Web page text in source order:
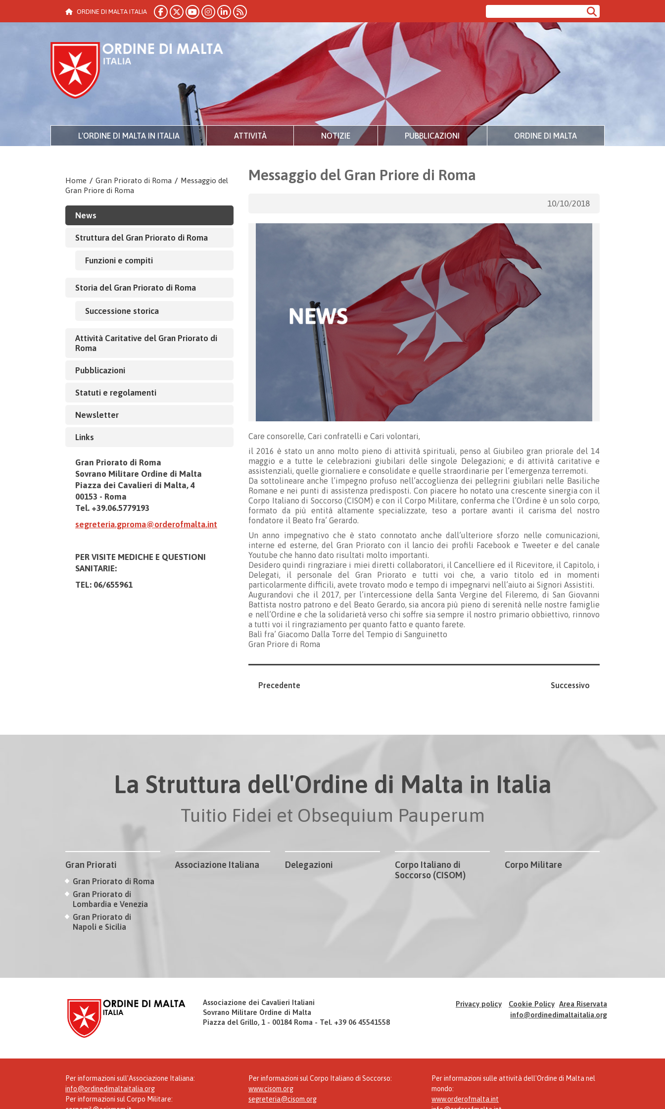
ORDINE DI MALTA ITALIA
L'ORDINE DI MALTA IN ITALIA ATTIVITÀ NOTIZIE PUBBLICAZIONI ORDINE DI MALTA
Home / Gran Priorato di Roma / Messaggio del
Gran Priore di Roma
News
Struttura del Gran Priorato di Roma
Funzioni e compiti
Storia del Gran Priorato di Roma
Successione storica
Attività Caritative del Gran Priorato di
Roma
Pubblicazioni
Statuti e regolamenti
Newsletter
Links
Gran Priorato di Roma
Sovrano Militare Ordine di Malta
Piazza dei Cavalieri di Malta, 4
00153 - Roma
Tel. +39.06.5779193
segreteria.gproma@orderofmalta.int
PER VISITE MEDICHE E QUESTIONI
SANITARIE:
TEL: 06/655961
Messaggio del Gran Priore di Roma
10/10/2018
Care consorelle, Cari confratelli e Cari volontari,
il 2016 è stato un anno molto pieno di attività spirituali, penso al Giubileo gran priorale del 14
maggio e a tutte le celebrazioni giubilari delle singole Delegazioni; e di attività caritative e
assistenziali, quelle giornaliere e consolidate e quelle straordinarie per l’emergenza terremoti.
Da sottolineare anche l’impegno profuso nell’accoglienza dei pellegrini giubilari nelle Basiliche
Romane e nei punti di assistenza predisposti. Con piacere ho notato una crescente sinergia con il
Corpo Italiano di Soccorso (CISOM) e con il Corpo Militare, conferma che l’Ordine è un solo corpo,
formato da più entità altamente specializzate, teso a portare avanti il carisma del nostro
fondatore il Beato fra’ Gerardo.
Un anno impegnativo che è stato connotato anche dall’ulteriore sforzo nelle comunicazioni,
interne ed esterne, del Gran Priorato con il lancio dei profili Facebook e Tweeter e del canale
Youtube che hanno dato risultati molto importanti.
Desidero quindi ringraziare i miei diretti collaboratori, il Cancelliere ed il Ricevitore, il Capitolo, i
Delegati, il personale del Gran Priorato e tutti voi che, a vario titolo ed in momenti
particolarmente difficili, avete trovato modo e tempo di impegnarvi nell’aiuto ai Signori Assistiti.
Augurandovi che il 2017, per l’intercessione della Santa Vergine del Fileremo, di San Giovanni
Battista nostro patrono e del Beato Gerardo, sia ancora più pieno di serenità nelle nostre famiglie
e nell’Ordine e che la solidarietà verso chi soffre sia sempre il nostro primario obbiettivo, rinnovo
a tutti voi il ringraziamento per quanto fatto e quanto farete.
Balì fra’ Giacomo Dalla Torre del Tempio di Sanguinetto
Gran Priore di Roma
Precedente Successivo
La Struttura dell'Ordine di Malta in Italia
Tuitio Fidei et Obsequium Pauperum
Gran Priorati
Gran Priorato di Roma
Gran Priorato di
Lombardia e Venezia
Gran Priorato di
Napoli e Sicilia
Associazione Italiana Delegazioni
Corpo Italiano di
Soccorso (CISOM)
Corpo Militare
Associazione dei Cavalieri Italiani
Sovrano Militare Ordine di Malta
Piazza del Grillo, 1 - 00184 Roma - Tel. +39 06 45541558
Privacy policy Cookie Policy Area Riservata
info@ordinedimaltaitalia.org
Per informazioni sull'Associazione Italiana:
info@ordinedimaltaitalia.org
Per informazioni sul Corpo Militare:
Per informazioni sul Corpo Italiano di Soccorso:
www.cisom.org
segreteria@cisom.org
Per informazioni sulle attività dell'Ordine di Malta nel
mondo:
www.orderofmalta.int